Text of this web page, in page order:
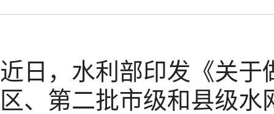
近日，水利部印发《关
区、第二批市级和县级